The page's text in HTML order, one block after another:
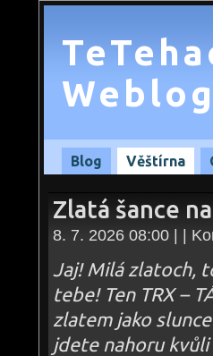
Weblog
Blog Věštírna
Zlatá šance
8. 7. 2026 08:00 | |
Jaj! Milá zlatoch,
tebe! Ten TRX –
zlatem jako
jdete nahoru